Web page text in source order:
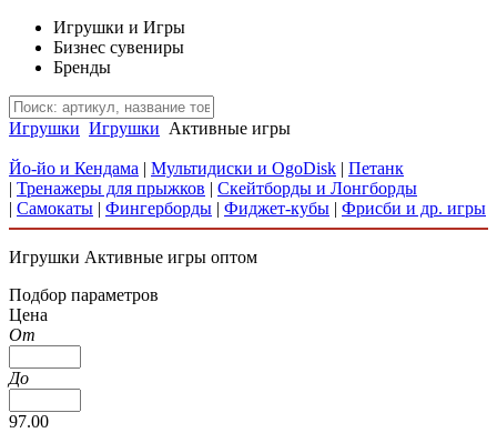
Игрушки и Игры
Бизнес сувениры
Бренды
Игрушки Игрушки Активные игры
Йо-йо и Кендама | Мультидиски и OgoDisk | Петанк
| Тренажеры для прыжков | Скейтборды и Лонгборды
| Самокаты | Фингерборды | Фиджет-кубы | Фрисби и др. игры
Игрушки Активные игры оптом
Подбор параметров
Цена
От
До
97.00